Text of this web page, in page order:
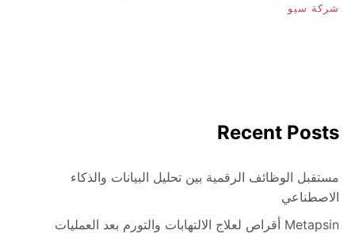
شركة سيو
Recent Posts
مستقبل الوظائف الرقمية بين تحليل البيانات والذكاء
الاصطناعي
Metapsin أقراص لعلاج الالتهابات والتورم بعد العمليات